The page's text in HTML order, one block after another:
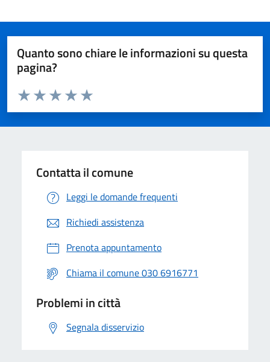
Quanto sono chiare le informazioni su questa
pagina?
Valuta da 1 a 5 stelle la pagina
Valuta 5 stelle su 5
Valuta 4 stelle su 5
Valuta 3 stelle su 5
Valuta 2 stelle su 5
Valuta 1 stelle su 5
Contatta il comune
Leggi le domande frequenti
Richiedi assistenza
Prenota appuntamento
Chiama il comune 030 6916771
Problemi in città
Segnala disservizio